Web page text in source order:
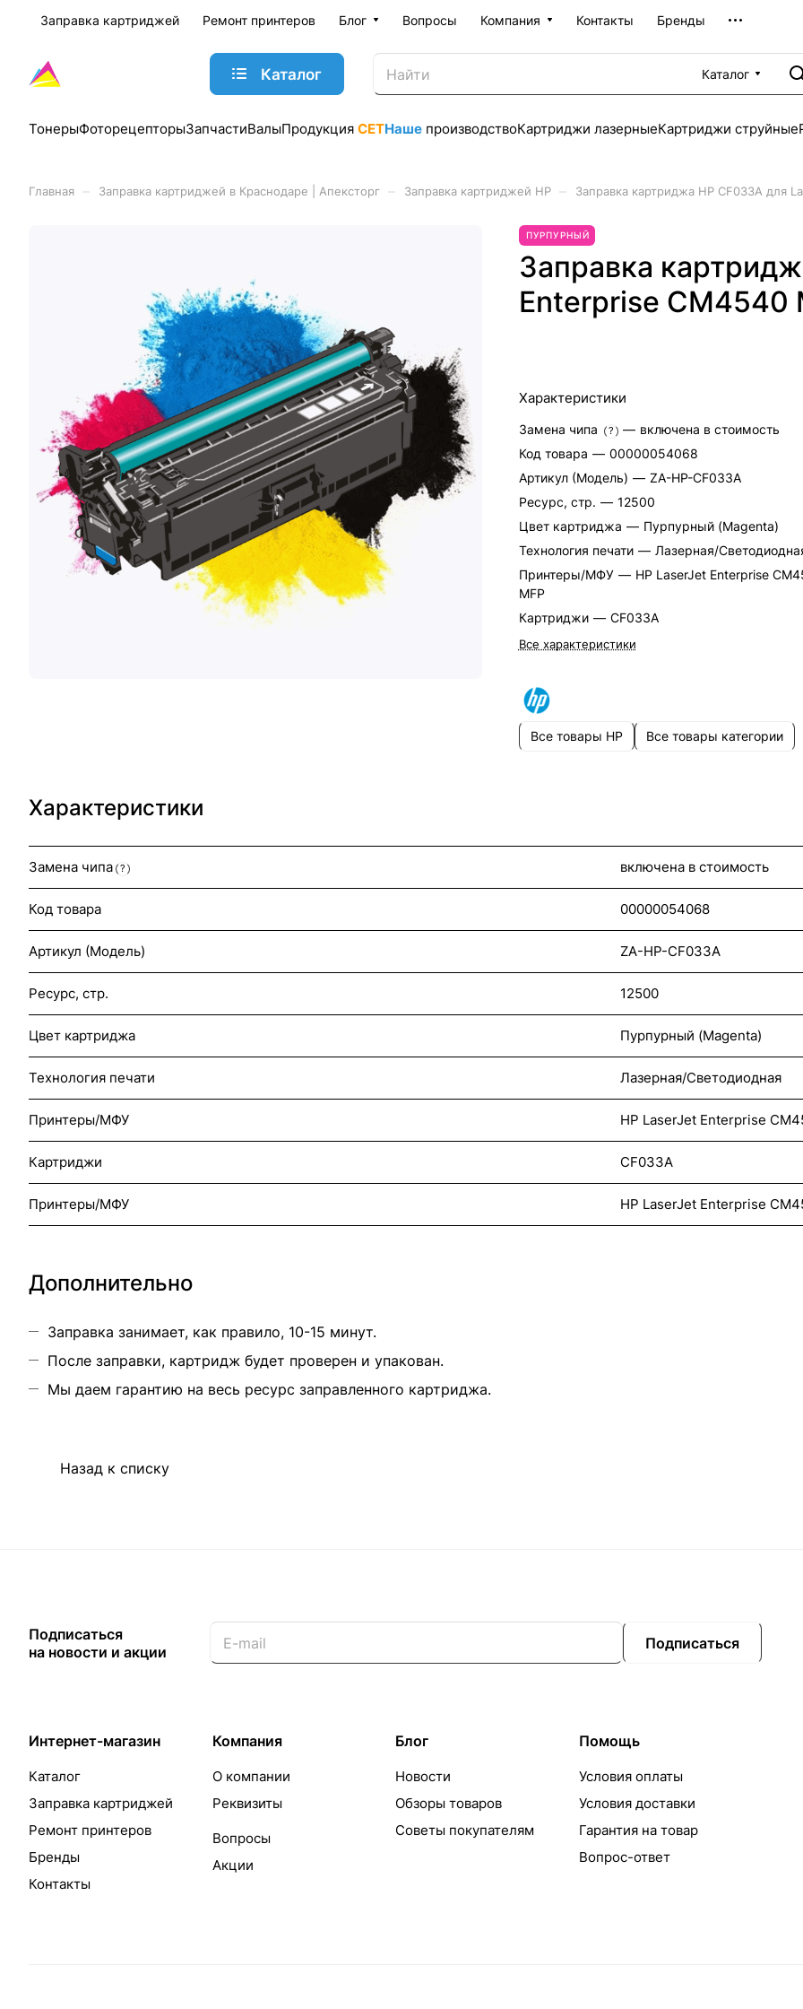
Заправка картриджей Ремонт принтеров Блог Вопросы Компания Контакты Бренды
Каталог
Каталог
ТонерыФоторецепторыЗапчастиВалыПродукция CETНаше производствоКартриджи лазерныеКартриджи струйные
Главная Заправка картриджей в Краснодаре | Апексторг Заправка картриджей HP Заправка картриджа HP CF033A для
ПУРПУРНЫЙ
Заправка
Enterprise CM4540
Характеристики
Замена чипа ? — включена в стоимость
Код товара — 00000054068
Артикул (Модель) — ZA-HP-CF033A
Ресурс, стр. — 12500
Цвет картриджа — Пурпурный (Magenta)
Технология печати — Лазерная/
Принтеры/МФУ — HP LaserJet Enterprise
MFP
Картриджи — CF033A
Все характеристики
Все товары HP Все товары категории
Характеристики
Замена чипа ? включена в стоимость
Код товара 00000054068
Артикул (Модель) ZA-HP-CF033A
Ресурс, стр. 12500
Цвет картриджа Пурпурный (Magenta)
Технология печати Лазерная/Светодиодная
Принтеры/МФУ HP LaserJet Enterprise
Картриджи CF033A
Принтеры/МФУ HP LaserJet Enterprise
Дополнительно
Заправка занимает, как правило, 10-15 минут.
После заправки, картридж будет проверен и упакован.
Мы даем гарантию на весь ресурс заправленного картриджа.
Назад к списку
Подписаться
на новости и акции
Подписаться
Интернет-магазин
Каталог
Заправка картриджей
Ремонт принтеров
Бренды
Контакты
Компания
О компании
Реквизиты
Вопросы
Акции
Блог
Новости
Обзоры товаров
Советы покупателям
Помощь
Условия оплаты
Условия доставки
Гарантия на товар
Вопрос-ответ